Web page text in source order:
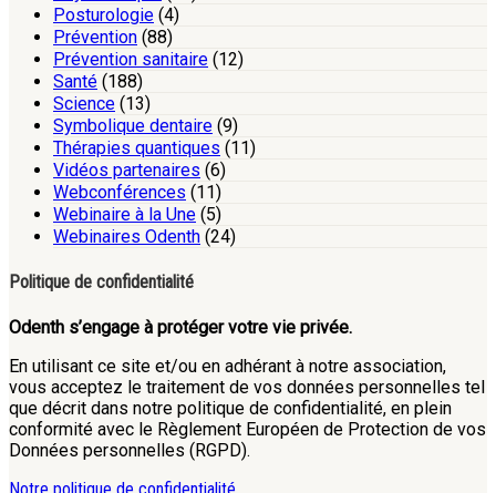
Posturologie (4)
Prévention (88)
Prévention sanitaire (12)
Santé (188)
Science (13)
Symbolique dentaire (9)
Thérapies quantiques (11)
Vidéos partenaires (6)
Webconférences (11)
Webinaire à la Une (5)
Webinaires Odenth (24)
Politique de confidentialité
Odenth s’engage à protéger votre vie privée.
En utilisant ce site et/ou en adhérant à notre association,
vous acceptez le traitement de vos données personnelles tel
que décrit dans notre politique de confidentialité, en plein
conformité avec le Règlement Européen de Protection de vos
Données personnelles (RGPD).
Notre politique de confidentialité